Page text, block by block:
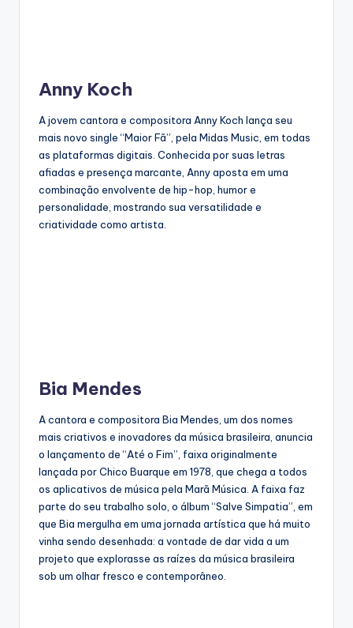
Anny Koch
A jovem cantora e compositora Anny Koch lança seu
mais novo single “Maior Fã”, pela Midas Music, em todas
as plataformas digitais. Conhecida por suas letras
afiadas e presença marcante, Anny aposta em uma
combinação envolvente de hip-hop, humor e
personalidade, mostrando sua versatilidade e
criatividade como artista.
Bia Mendes
A cantora e compositora Bia Mendes, um dos nomes
mais criativos e inovadores da música brasileira, anuncia
o lançamento de “Até o Fim”, faixa originalmente
lançada por Chico Buarque em 1978, que chega a todos
os aplicativos de música pela Marã Música. A faixa faz
parte do seu trabalho solo, o álbum “Salve Simpatia”, em
que Bia mergulha em uma jornada artística que há muito
vinha sendo desenhada: a vontade de dar vida a um
projeto que explorasse as raízes da música brasileira
sob um olhar fresco e contemporâneo.